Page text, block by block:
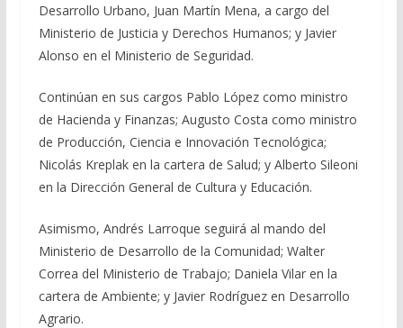
Desarrollo Urbano, Juan Martín Mena, a cargo del
Ministerio de Justicia y Derechos Humanos; y Javier
Alonso en el Ministerio de Seguridad.
Continúan en sus cargos Pablo López como ministro
de Hacienda y Finanzas; Augusto Costa como ministro
de Producción, Ciencia e Innovación Tecnológica;
Nicolás Kreplak en la cartera de Salud; y Alberto Sileoni
en la Dirección General de Cultura y Educación.
Asimismo, Andrés Larroque seguirá al mando del
Ministerio de Desarrollo de la Comunidad; Walter
Correa del Ministerio de Trabajo; Daniela Vilar en la
cartera de Ambiente; y Javier Rodríguez en Desarrollo
Agrario.